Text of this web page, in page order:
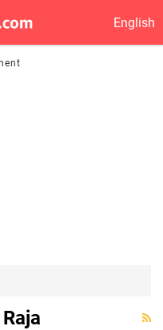
English